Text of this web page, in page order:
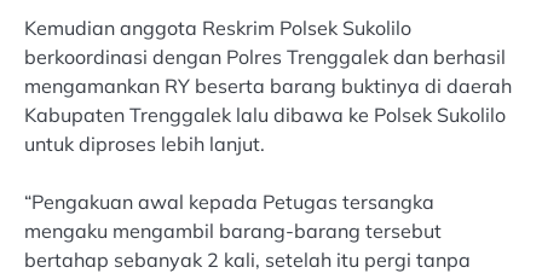
Kemudian anggota Reskrim Polsek Sukolilo
berkoordinasi dengan Polres Trenggalek dan berhasil
mengamankan RY beserta barang buktinya di daerah
Kabupaten Trenggalek lalu dibawa ke Polsek Sukolilo
untuk diproses lebih lanjut.
“Pengakuan awal kepada Petugas tersangka
mengaku mengambil barang-barang tersebut
bertahap sebanyak 2 kali, setelah itu pergi tanpa